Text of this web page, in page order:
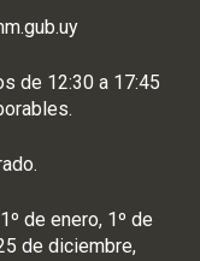
de 12:30 a 17:45
de enero, 1º de
de diciembre,